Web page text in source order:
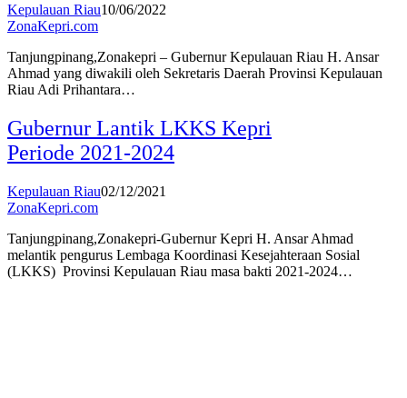
Kepulauan Riau10/06/2022
ZonaKepri.com
Tanjungpinang,Zonakepri – Gubernur Kepulauan Riau H. Ansar
Ahmad yang diwakili oleh Sekretaris Daerah Provinsi Kepulauan
Riau Adi Prihantara…
Gubernur Lantik LKKS Kepri
Periode 2021-2024
Kepulauan Riau02/12/2021
ZonaKepri.com
Tanjungpinang,Zonakepri-Gubernur Kepri H. Ansar Ahmad
melantik pengurus Lembaga Koordinasi Kesejahteraan Sosial
(LKKS) Provinsi Kepulauan Riau masa bakti 2021-2024…